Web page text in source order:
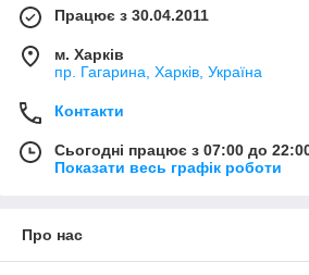
Працює з 30.04.2011
м. Харків
пр. Гагарина, Харків, Україна
Контакти
Сьогодні працює з 07:00 до
Показати весь графік роботи
Про нас